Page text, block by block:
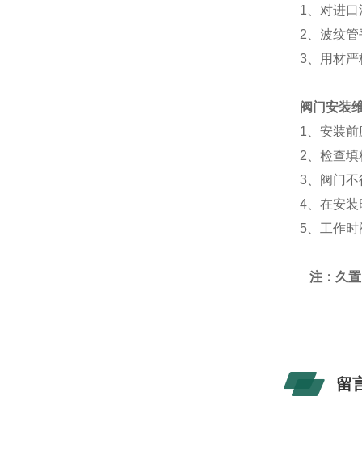
1、对进
2、波纹
3、用材
阀门安装
1、安装
2、检查
3、阀门
4、在安
5、工作
注：久
留